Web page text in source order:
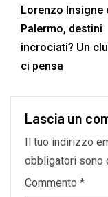
Lorenzo Insigne
Palermo, destini
incrociati? Un
ci pensa
Lascia un
Il tuo indirizzo
obbligatori sono
Commento *